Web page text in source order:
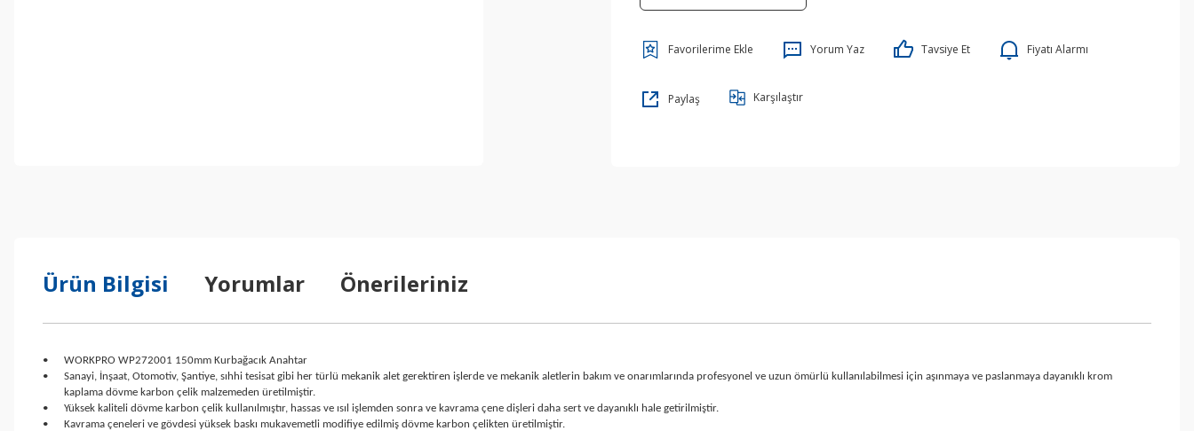
Yorum Yaz Tavsiye Et Fiyatı Alarmı
Paylaş Karşılaştır
Ürün Bilgisi Yorumlar Önerileriniz
•
WORKPRO WP272001 150mm Kurbağacık Anahtar
•
Sanayi, İnşaat, Otomotiv, Şantiye, sıhhi tesisat gibi her türlü mekanik alet gerektiren işlerde ve mekanik aletlerin bakım ve onarımlarında profesyonel ve uzun ömürlü kullanılabilmesi için aşınmaya ve paslanmaya dayanıklı krom
kaplama dövme karbon çelik malzemeden üretilmiştir.
•
Yüksek kaliteli dövme karbon çelik kullanılmıştır, hassas ve ısıl işlemden sonra ve kavrama çene dişleri daha sert ve dayanıklı hale getirilmiştir.
•
Kavrama çeneleri ve gövdesi yüksek baskı mukavemetli modifiye edilmiş dövme karbon çelikten üretilmiştir.